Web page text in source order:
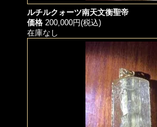
ルチルクォーツ南天文衡聖帝
価格 200,000円(税込)
在庫なし